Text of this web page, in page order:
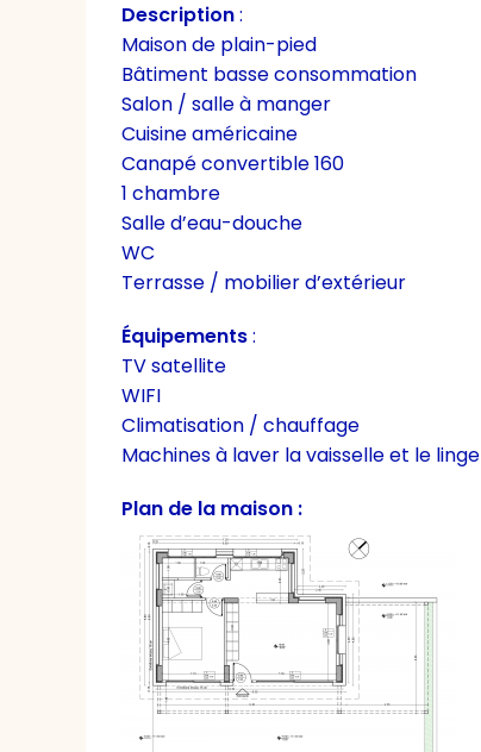
Description:
Maison de plain-pied
Bâtiment basse consommation
Salon / salle à manger
Cuisine américaine
Canapé convertible 160
1 chambre
Salle d’eau-douche
WC
Terrasse / mobilier d’extérieur
Équipements:
TV satellite
WIFI
Climatisation / chauffage
Machines à laver la vaisselle et le linge
Plan de la maison :